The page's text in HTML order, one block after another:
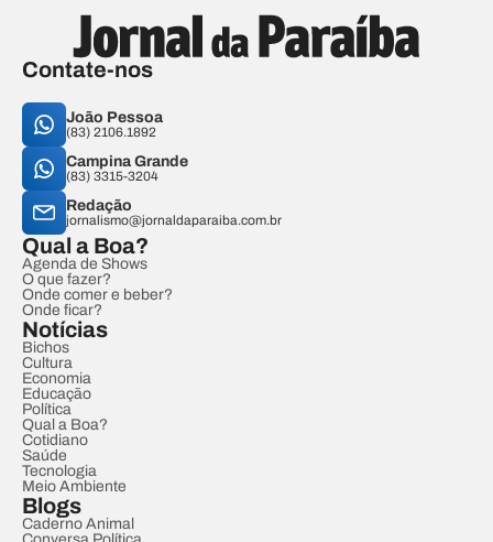
Contate-nos
João Pessoa
(83) 2106.1892
Campina Grande
(83) 3315-3204
Redação
jornalismo@jornaldaparaiba.com.br
Qual a Boa?
Agenda de Shows
O que fazer?
Onde comer e beber?
Onde ficar?
Notícias
Bichos
Cultura
Economia
Educação
Política
Qual a Boa?
Cotidiano
Saúde
Tecnologia
Meio Ambiente
Blogs
Caderno Animal